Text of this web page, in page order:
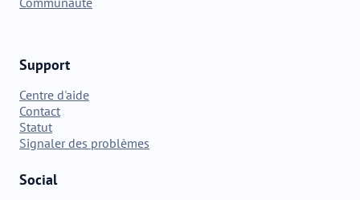
Support
Centre d'aide
Contact
Statut
Signaler des problèmes
Social